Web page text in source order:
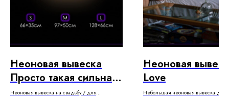
Неоновая вывеска
Просто такая сильная
любовь
Неоновая вывеска на свадьбу / для
Неоновая
Love
Небольшая неоновая вывеска для